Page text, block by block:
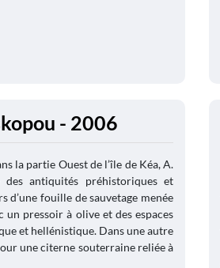
- 2006
la partie Ouest de l’île de Kéa, A.
antiquités préhistoriques et
d’une fouille de sauvetage menée
un pressoir à olive et des espaces
et hellénistique. Dans une autre
une citerne souterraine reliée à